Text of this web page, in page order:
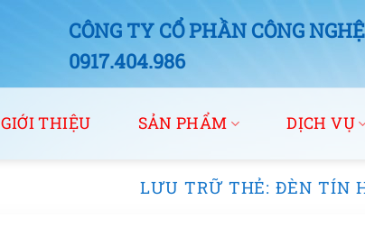
CÔNG TY CỔ PHẦN CÔNG
0917.404.986
GIỚI THIỆU SẢN PHẨM DỊCH VỤ
LƯU TRỮ THẺ:ĐÈN TÍN